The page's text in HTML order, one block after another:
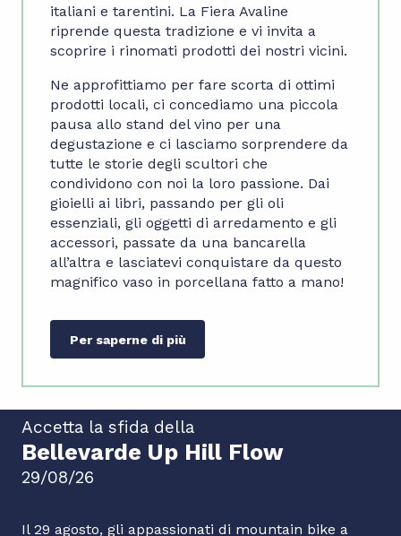
italiani e tarentini. La Fiera Avaline
riprende questa tradizione e vi invita a
scoprire i rinomati prodotti dei nostri vicini.
Ne approfittiamo per fare scorta di ottimi
prodotti locali, ci concediamo una piccola
pausa allo stand del vino per una
degustazione e ci lasciamo sorprendere da
tutte le storie degli scultori che
condividono con noi la loro passione. Dai
gioielli ai libri, passando per gli oli
essenziali, gli oggetti di arredamento e gli
accessori, passate da una bancarella
all’altra e lasciatevi conquistare da questo
magnifico vaso in porcellana fatto a mano!
Per saperne di più
Accetta la sfida della
Bellevarde Up Hill Flow
29/08/26
Il 29 agosto, gli appassionati di mountain bike a